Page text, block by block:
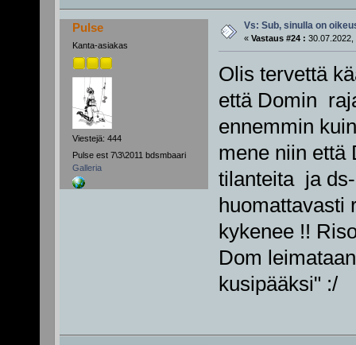
Pulse
Kanta-asiakas
Viestejä: 444
Pulse est 7\3\2011 bdsmbaari
Galleria
Vs: Sub, sinulla on
« Vastaus #24 : 30.07.2022,
Olis tervettä
että Domin
ennemmin
mene niin että
tilanteita ja
huomattavasti
kykenee !!
Dom
kusipääksi" :/